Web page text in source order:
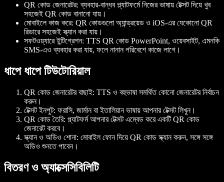
QR কোড জেনারেটর: ব্যবহার-বান্ধব প্ল্যাটফর্মে নিজের ভাষায় টেক্সট দিয়ে খুব
সহজেই QR কোড বানানো যায়।
মোবাইলে কাজ করে: QR কোডগুলো অ্যান্ড্রয়েড ও iOS-এর যেকোনো QR
রিডারে সহজেই স্ক্যান করা যায়।
সফটওয়্যারে ইন্টিগ্রেশন: TTS QR কোড PowerPoint, ওয়েবসাইট, এমনকি
SMS-এও ব্যবহার করা যায়, ফলে নানান পরিবেশে কাজে লাগে।
ধাপে ধাপে টিউটোরিয়াল
QR কোড জেনারেটর বাছাই: TTS ও বহুভাষা সমর্থিত কোনো জেনারেটর নির্বাচন
করুন।
টেক্সট ইনপুট: ফরাসি, জার্মান বা ইতালিয়ান ভাষায় আপনার টেক্সট লিখুন।
QR কোড তৈরি: প্ল্যাটফর্ম আপনার টেক্সট এম্বেড করে একটি QR কোড
জেনারেট করবে।
স্ক্যান ও অডিও শোনা: মোবাইল ফোন দিয়ে QR কোড স্ক্যান করুন, সঙ্গে সঙ্গে
অডিও শুনতে পাবেন।
বিতরণ ও অ্যাক্সেসিবিলিটি